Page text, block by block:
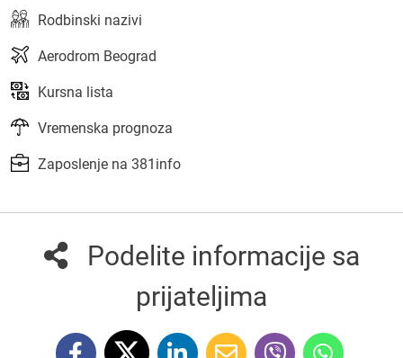
Rodbinski nazivi
Aerodrom Beograd
Kursna lista
Vremenska prognoza
Zaposlenje na 381info
Podelite informacije sa
prijateljima